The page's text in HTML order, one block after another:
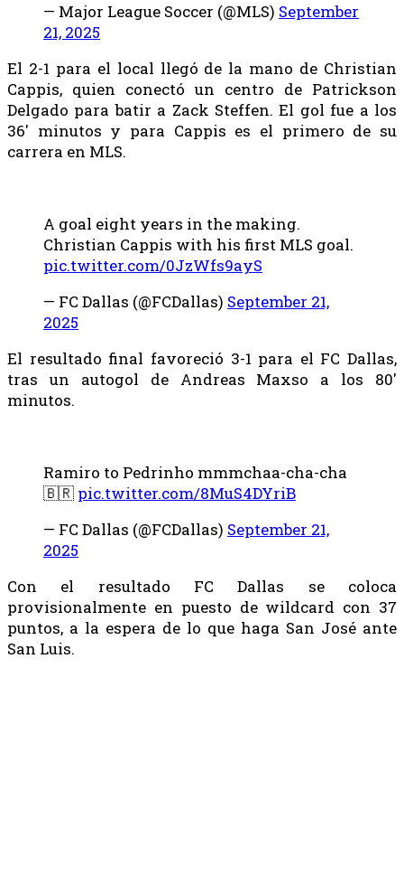
— Major League Soccer (@MLS) September
21, 2025
El 2-1 para el local llegó de la mano de Christian
Cappis, quien conectó un centro de Patrickson
Delgado para batir a Zack Steffen. El gol fue a los
36′ minutos y para Cappis es el primero de su
carrera en MLS.
A goal eight years in the making.
Christian Cappis with his first MLS goal.
pic.twitter.com/0JzWfs9ayS
— FC Dallas (@FCDallas) September 21,
2025
El resultado final favoreció 3-1 para el FC Dallas,
tras un autogol de Andreas Maxso a los 80′
minutos.
Ramiro to Pedrinho mmmchaa-cha-cha
🇧🇷 pic.twitter.com/8MuS4DYriB
— FC Dallas (@FCDallas) September 21,
2025
Con el resultado FC Dallas se coloca
provisionalmente en puesto de wildcard con 37
puntos, a la espera de lo que haga San José ante
San Luis.